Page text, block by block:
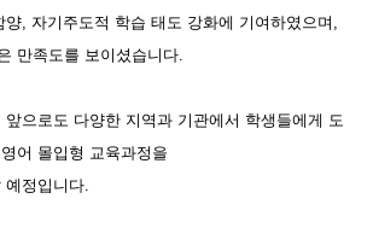
양, 자기주도적 학습 태도 강화에 기여하였으며,
만족도를 보이셨습니다.
앞으로도 다양한 지역과 기관에서 학생들에게 도
어 몰입형 교육과정을
정입니다.